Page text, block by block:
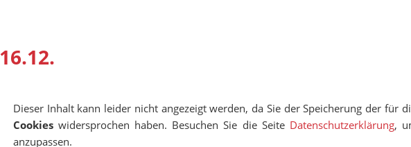
16.12.
Dieser Inhalt kann leider nicht angezeigt werden, da Sie der Speicherung der für
Cookies widersprochen haben. Besuchen Sie die Seite Datenschutzerklärung,
anzupassen.